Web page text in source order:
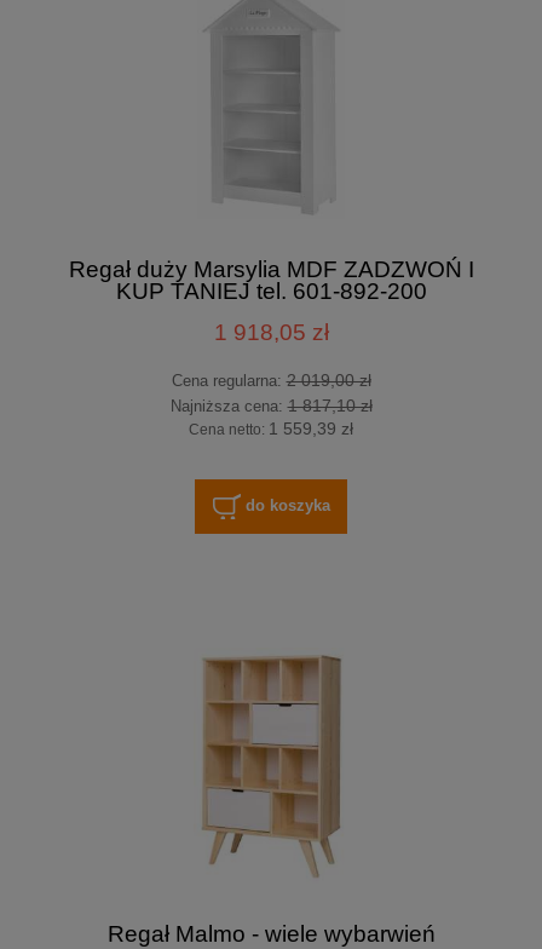
Regał duży Marsylia MDF ZADZWOŃ I
KUP TANIEJ tel. 601-892-200
1 918,05 zł
Cena regularna:2 019,00 zł
Najniższa cena:1 817,10 zł
Cena netto: 1 559,39 zł
do koszyka
Regał Malmo - wiele wybarwień